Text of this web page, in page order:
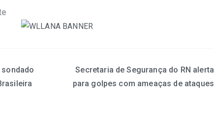
Secretaria de Segurança do RN alerta
para golpes com ameaças de ataques